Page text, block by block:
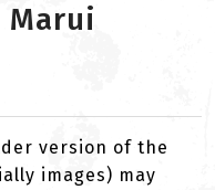
Marui
version of the
images) may